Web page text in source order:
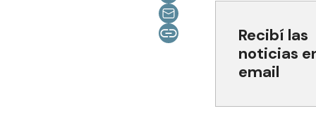
Recibí las
noticias
email